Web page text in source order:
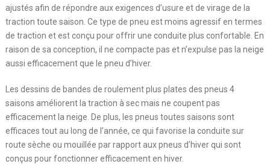
ajustés afin de répondre aux exigences d’usure et de virage de la
traction toute saison. Ce type de pneu est moins agressif en termes
de traction et est conçu pour offrir une conduite plus confortable. En
raison de sa conception, il ne compacte pas et n’expulse pas la neige
aussi efficacement que le pneu d’hiver.
Les dessins de bandes de roulement plus plates des pneus 4
saisons améliorent la traction à sec mais ne coupent pas
efficacement la neige. De plus, les pneus toutes saisons sont
efficaces tout au long de l’année, ce qui favorise la conduite sur
route sèche ou mouillée par rapport aux pneus d’hiver qui sont
conçus pour fonctionner efficacement en hiver.